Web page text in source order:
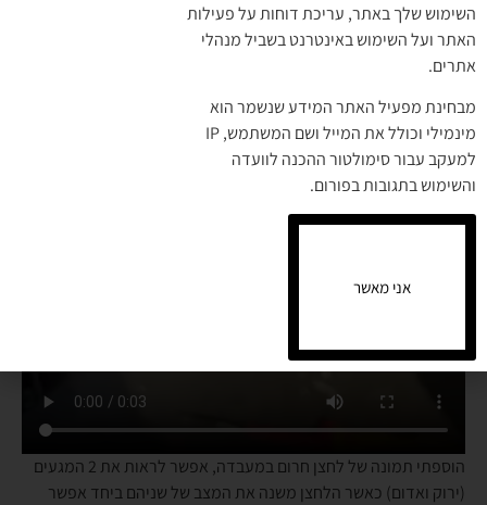
הוספתי תמונה של לחצן חרום במעבדה, אפשר לראות את 2 המגעים
(ירוק ואדום) כאשר הלחצן משנה את המצב של שניהם ביחד אפשר
השימוש שלך באתר, עריכת דוחות על פעילות
האתר ועל השימוש באינטרנט בשביל מנהלי
אתרים.
מבחינת מפעיל האתר המידע שנשמר הוא
מינמילי וכולל את המייל ושם המשתמש, IP
למעקב עבור סימולטור ההכנה לוועדה
והשימוש בתגובות בפורום.
אני מאשר